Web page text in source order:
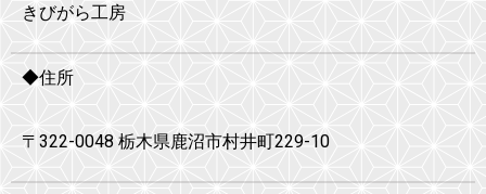
きびがら工房
◆住所
〒322-0048 栃木県鹿沼市村井町229-10